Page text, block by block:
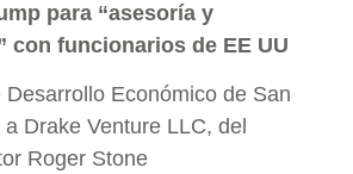
para “asesoría y
con funcionarios de EE UU
Económico de San
Drake Venture LLC, del
Roger Stone